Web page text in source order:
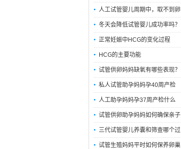
人工试管婴儿周期中，取不到卵
冬天会降低试管婴儿成功率吗？
正常妊娠中HCG的变化过程
HCG的主要功能
试管供卵妈妈缺氧有哪些表现？
私人试管助孕妈妈孕40周产检
人工助孕妈妈孕37周产检什么
试管供卵助孕妈妈如何确保亲子
三代试管婴儿养囊和筛查哪个过
试管生殖妈妈平时如何保养卵巢